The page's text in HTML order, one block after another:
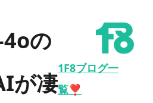
の
が凄
1F8ブログ一
覧❣️